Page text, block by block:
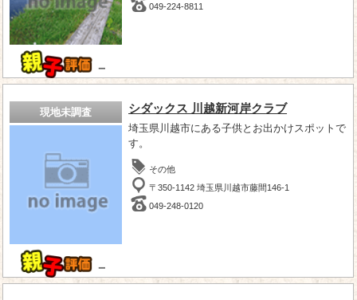
－
049-224-8811
現地未調査
－
シダックス 川越新河岸クラブ
埼玉県川越市にある子供とお出かけスポットで
す。
その他
〒350-1142 埼玉県川越市藤間146-1
049-248-0120